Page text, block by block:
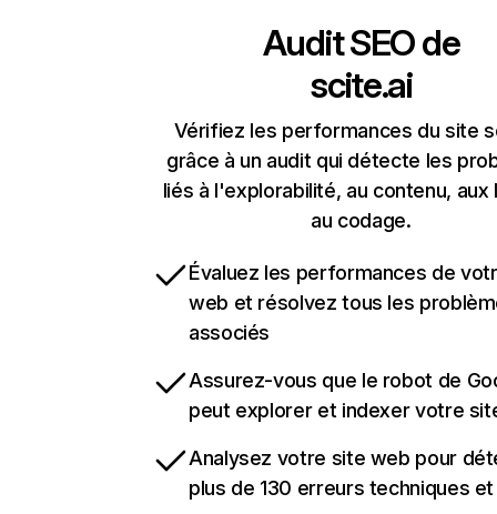
Audit SEO de
scite.ai
Vérifiez les performances du site
grâce à un audit qui détecte les
liés à l'explorabilité, au contenu, aux
au codage.
Évaluez les performances de
web et résolvez tous les
associés
Assurez-vous que le robot de
peut explorer et indexer votre
Analysez votre site web pour
plus de 130 erreurs techniques et